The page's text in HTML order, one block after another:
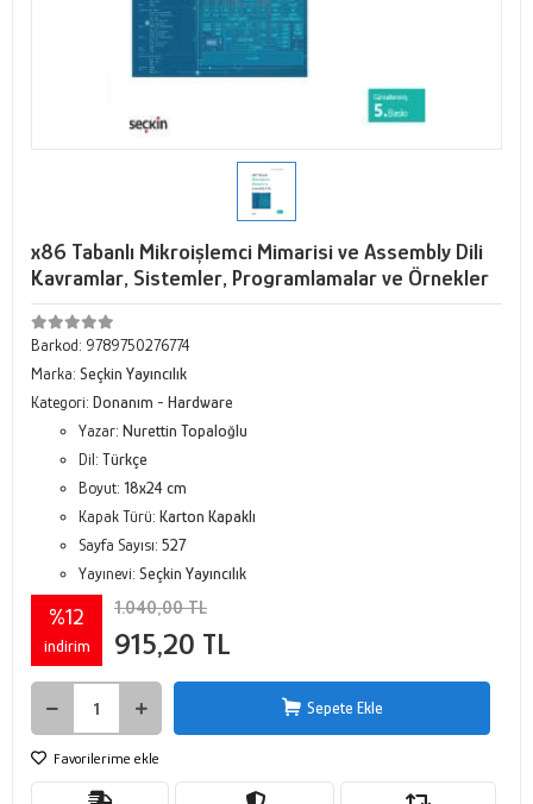
x86 Tabanlı Mikroişlemci Mimarisi ve Assembly Dili
Kavramlar, Sistemler, Programlamalar ve Örnekler
Barkod: 9789750276774
Marka: Seçkin Yayıncılık
Kategori: Donanım - Hardware
Yazar: Nurettin Topaloğlu
Dil: Türkçe
Boyut: 18x24 cm
Kapak Türü: Karton Kapaklı
Sayfa Sayısı: 527
Yayınevi: Seçkin Yayıncılık
%12
indirim
1.040,00 TL
915,20 TL
Sepete Ekle
Favorilerime ekle